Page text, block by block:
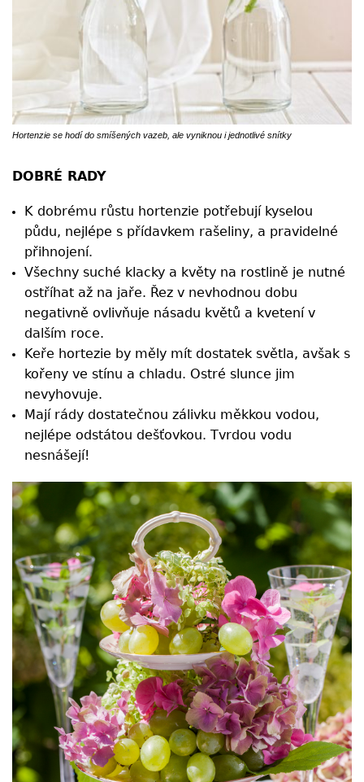
Hortenzie se hodí do smíšených vazeb, ale vyniknou i jednotlivé snítky
DOBRÉ RADY
K dobrému růstu hortenzie potřebují kyselou
půdu, nejlépe s přídavkem rašeliny, a pravidelné
přihnojení.
Všechny suché klacky a květy na rostlině je nutné
ostříhat až na jaře. Řez v nevhodnou dobu
negativně ovlivňuje násadu květů a kvetení v
dalším roce.
Keře hortezie by měly mít dostatek světla, avšak s
kořeny ve stínu a chladu. Ostré slunce jim
nevyhovuje.
Mají rády dostatečnou zálivku měkkou vodou,
nejlépe odstátou dešťovkou. Tvrdou vodu
nesnášejí!